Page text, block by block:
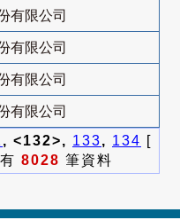
有限公司
有限公司
有限公司
有限公司
, <132>, 133, 134 [
8028 筆資料